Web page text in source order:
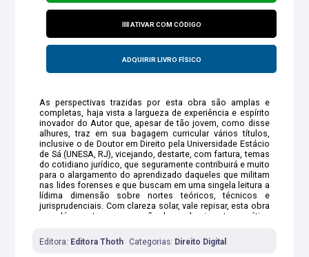
ATIVAR COM CÓDIGO
ADQUIRIR LIVRO FÍSICO
As perspectivas trazidas por esta obra são amplas e
completas, haja vista a largueza de experiência e espírito
inovador do Autor que, apesar de tão jovem, como disse
alhures, traz em sua bagagem curricular vários títulos,
inclusive o de Doutor em Direito pela Universidade Estácio
de Sá (UNESA, RJ), vicejando, destarte, com fartura, temas
do cotidiano jurídico, que seguramente contribuirá e muito
para o alargamento do aprendizado daqueles que militam
nas lides forenses e que buscam em uma singela leitura a
lídima dimensão sobre nortes teóricos, técnicos e
jurisprudenciais. Com clareza solar, vale repisar, esta obra
nos dá a exata compreensão do conhecimento e prática
comumente usadas em concurso público, demonstrando
seu perl inovador e altaneiro de professor, sendo de
Editora: Editora Thoth Categorias: Direito Digital